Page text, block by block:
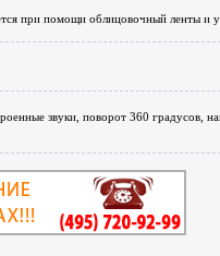
при помощи облицовочный ленты и
звуки, поворот 360 градусов,